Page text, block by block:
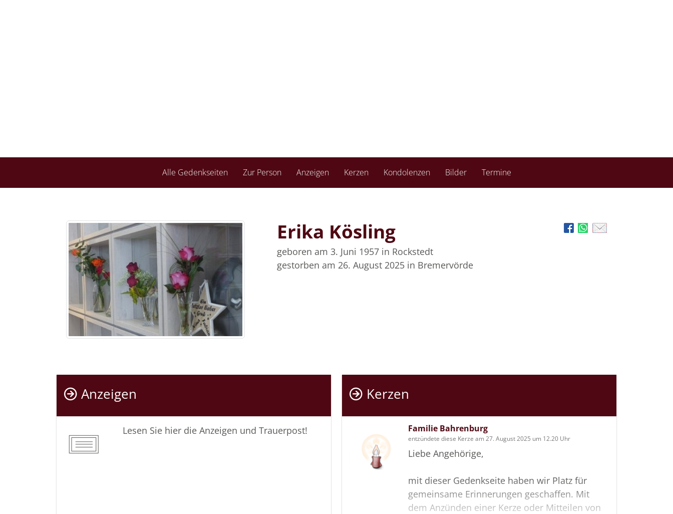
Alle Gedenkseiten Zur Person Anzeigen Kerzen Kondolenzen Bilder Termine
Erika Kösling
geboren am 3. Juni 1957 in Rockstedt
gestorben am 26. August 2025 in Bremervörde
Anzeigen
Lesen Sie hier die Anzeigen und Trauerpost!
Kerzen
Familie Bahrenburg
entzündete diese Kerze am 27. August 2025 um 12.20 Uhr
Liebe Angehörige,
mit dieser Gedenkseite haben wir Platz für
gemeinsame Erinnerungen geschaffen. Mit
dem Anzünden einer Kerze oder Mitteilen von